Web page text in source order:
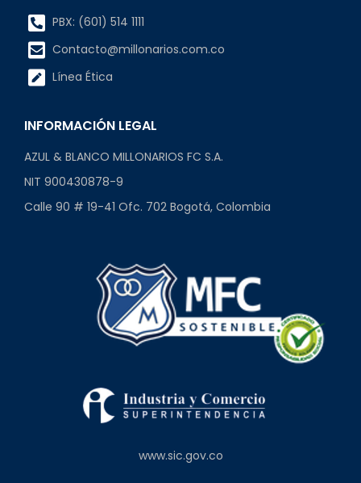
PBX: (601) 514 1111
Contacto@millonarios.com.co
Línea Ética
INFORMACIÓN LEGAL
AZUL & BLANCO MILLONARIOS FC S.A.
NIT 900430878-9
Calle 90 # 19-41 Ofc. 702 Bogotá, Colombia
www.sic.gov.co